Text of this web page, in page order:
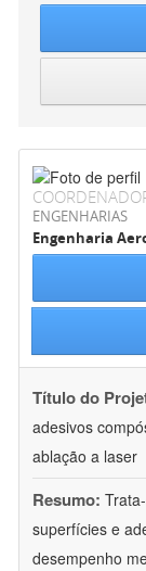
ENGENHARIAS
Engenharia
Título do
adesivos
ablação a laser
Resumo:
superfícies e
desempenho